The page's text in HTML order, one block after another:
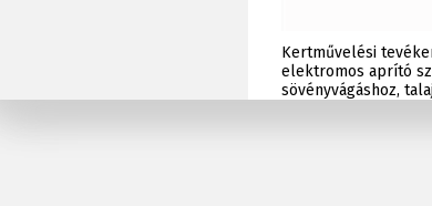
Kertművelési
elektromos aprító
sövényvágáshoz,